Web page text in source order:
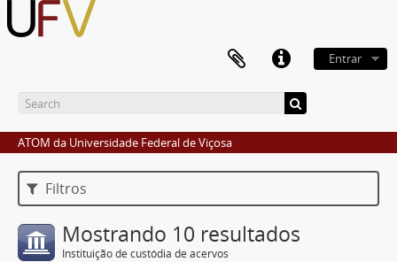
Entrar
ATOM da Universidade Federal de Viçosa
Filtros
Mostrando 10 resultados
Instituição de custódia de acervos